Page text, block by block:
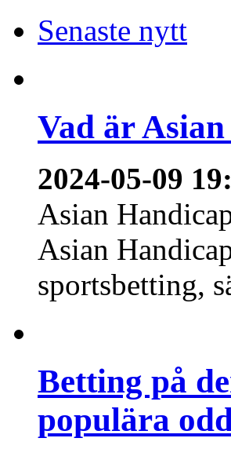
Senaste nytt
Vad är
2024-05-09
Asian
Asian
sportsbetting,
Betting på
populära